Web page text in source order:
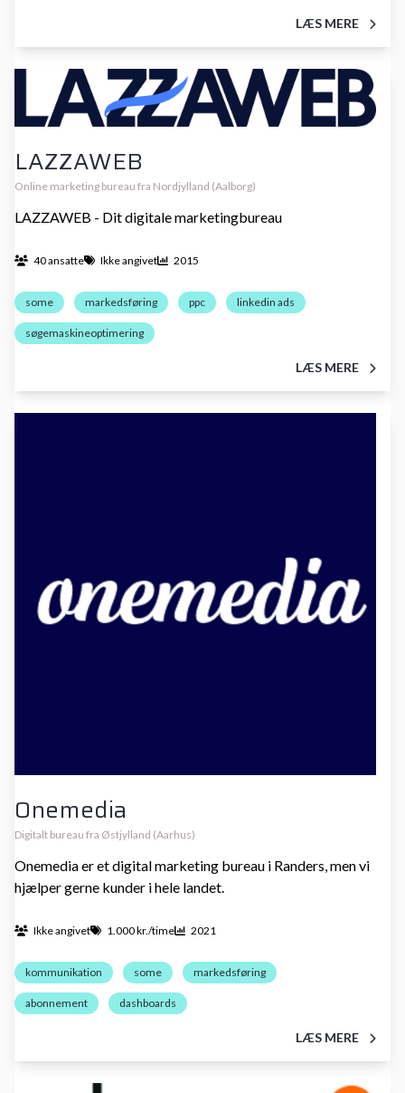
LÆS MERE
LAZZAWEB
Online marketing bureau fra Nordjylland (Aalborg)
LAZZAWEB - Dit digitale marketingbureau
40 ansatte Ikke angivet 2015
some markedsføring ppc linkedin ads
søgemaskineoptimering
LÆS MERE
Onemedia
Digitalt bureau fra Østjylland (Aarhus)
Onemedia er et digital marketing bureau i Randers, men vi
hjælper gerne kunder i hele landet.
Ikke angivet 1.000 kr./time 2021
kommunikation some markedsføring
abonnement dashboards
LÆS MERE